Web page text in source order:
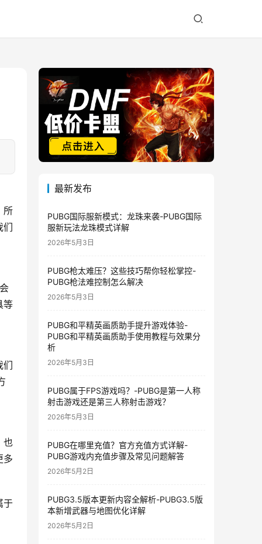
所
们
等
们
也
多
于
最新发布
PUBG国际服新模式：龙珠来袭-PUBG国际
服新玩法龙珠模式详解
2026年5月3日
PUBG枪太难压？这些技巧帮你轻松掌控-
PUBG枪法难控制怎么解决
2026年5月3日
PUBG和平精英画质助手提升游戏体验-
PUBG和平精英画质助手使用教程与效果分
析
2026年5月3日
PUBG属于FPS游戏吗？-PUBG是第一人称
射击游戏还是第三人称射击游戏？
2026年5月3日
PUBG在哪里充值？官方充值方式详解-
PUBG游戏内充值步骤及常见问题解答
2026年5月2日
PUBG3.5版本更新内容全解析-PUBG3.5版
本新增武器与地图优化详解
2026年5月2日